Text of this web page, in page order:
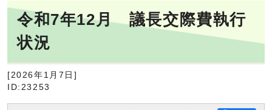
令和7年12月 議長交際費執行
状況
[2026年1月7日]
ID:23253